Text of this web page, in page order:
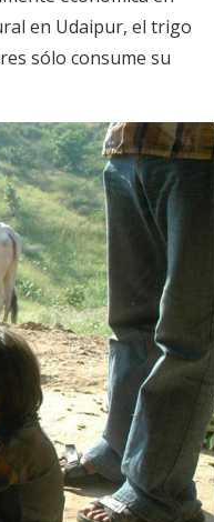
en Udaipur, el trigo
sólo consume su